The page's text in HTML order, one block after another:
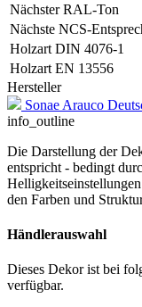
Nächster RAL-Ton
Nächste NCS-
Holzart DIN 4076-1
Holzart EN 13556
Hersteller
Sonae Arauco
info_outline
Die Darstellung der
entspricht - bedingt
den Farben und
Händlerauswahl
Dieses Dekor ist bei
verfügbar.